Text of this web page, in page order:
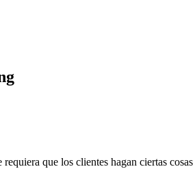
que los clientes hagan ciertas